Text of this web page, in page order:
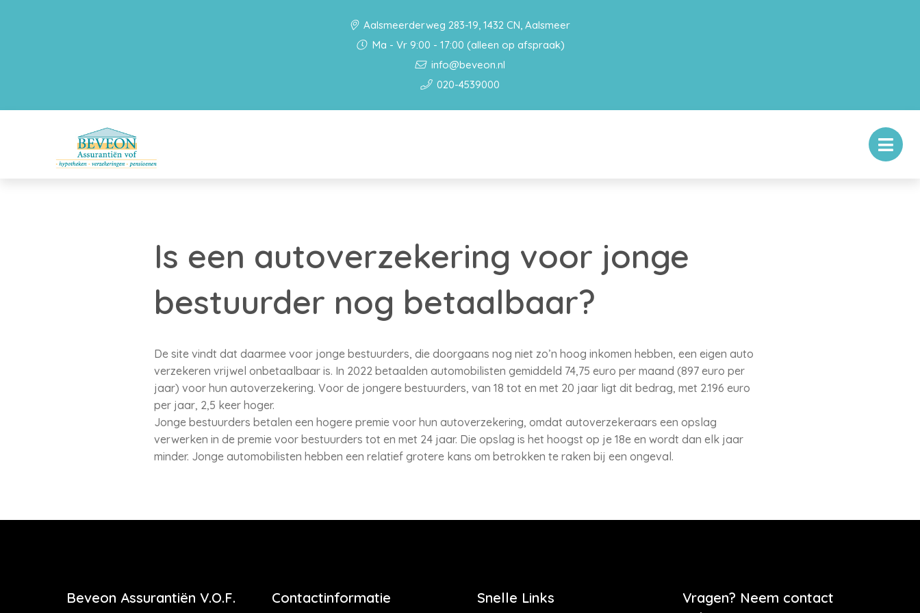
Aalsmeerderweg 283-19, 1432 CN, Aalsmeer
Ma - Vr 9:00 - 17:00 (alleen op afspraak)
info@beveon.nl
020-4539000
Is een autoverzekering voor jonge
bestuurder nog betaalbaar?
De site vindt dat daarmee voor jonge bestuurders, die doorgaans nog niet zo’n hoog inkomen hebben, een eigen auto
verzekeren vrijwel onbetaalbaar is. In 2022 betaalden automobilisten gemiddeld 74,75 euro per maand (897 euro per
jaar) voor hun autoverzekering. Voor de jongere bestuurders, van 18 tot en met 20 jaar ligt dit bedrag, met 2.196 euro
per jaar, 2,5 keer hoger.
Jonge bestuurders betalen een hogere premie voor hun autoverzekering, omdat autoverzekeraars een opslag
verwerken in de premie voor bestuurders tot en met 24 jaar. Die opslag is het hoogst op je 18e en wordt dan elk jaar
minder. Jonge automobilisten hebben een relatief grotere kans om betrokken te raken bij een ongeval.
Beveon Assurantiën V.O.F. Contactinformatie Snelle Links
Vragen? Neem contact